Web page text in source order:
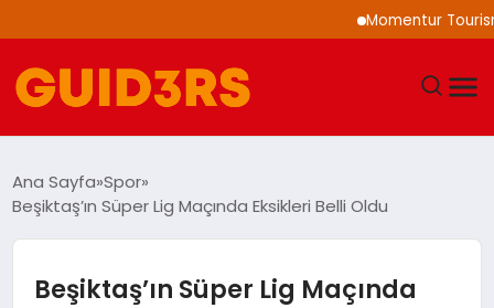
Momentur Tourism
YAŞAM
TEKNOLOJI
Ana Sayfa Spor
Beşiktaş’ın Süper Lig Maçında Eksikleri Belli Oldu
Beşiktaş’ın Süper Lig Maçında